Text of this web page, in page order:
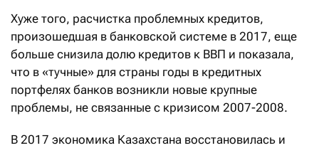
Хуже того, расчистка проблемных кредитов,
произошедшая в банковской системе в 2017, еще
больше снизила долю кредитов к ВВП и показала,
что в «тучные» для страны годы в кредитных
портфелях банков возникли новые крупные
проблемы, не связанные с кризисом 2007-2008.
В 2017 экономика Казахстана восстановилась и